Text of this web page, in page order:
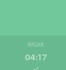
İMSAK
04:17